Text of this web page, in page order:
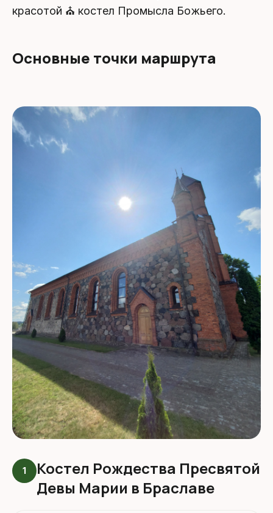
красотой ⛪ костел Промысла Божьего.
Основные точки маршрута
1
Костел Рождества Пресвятой
Девы Марии в Браславе